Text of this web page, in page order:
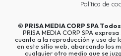
Política de
© PRISA MEDIA CORP SPA
PRISA MEDIA CORP SPA
cuanto a la reproducción y uso de
en este sitio web, abarcando los
cualquier otro medio que se